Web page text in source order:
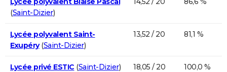
(Saint-Dizier)
Lycée polyvalent Saint-
Exupéry(Saint-Dizier)
13,52 / 20 81,1 %
Lycée privé ESTIC (Saint-Dizier) 18,05 / 20 100,0 %